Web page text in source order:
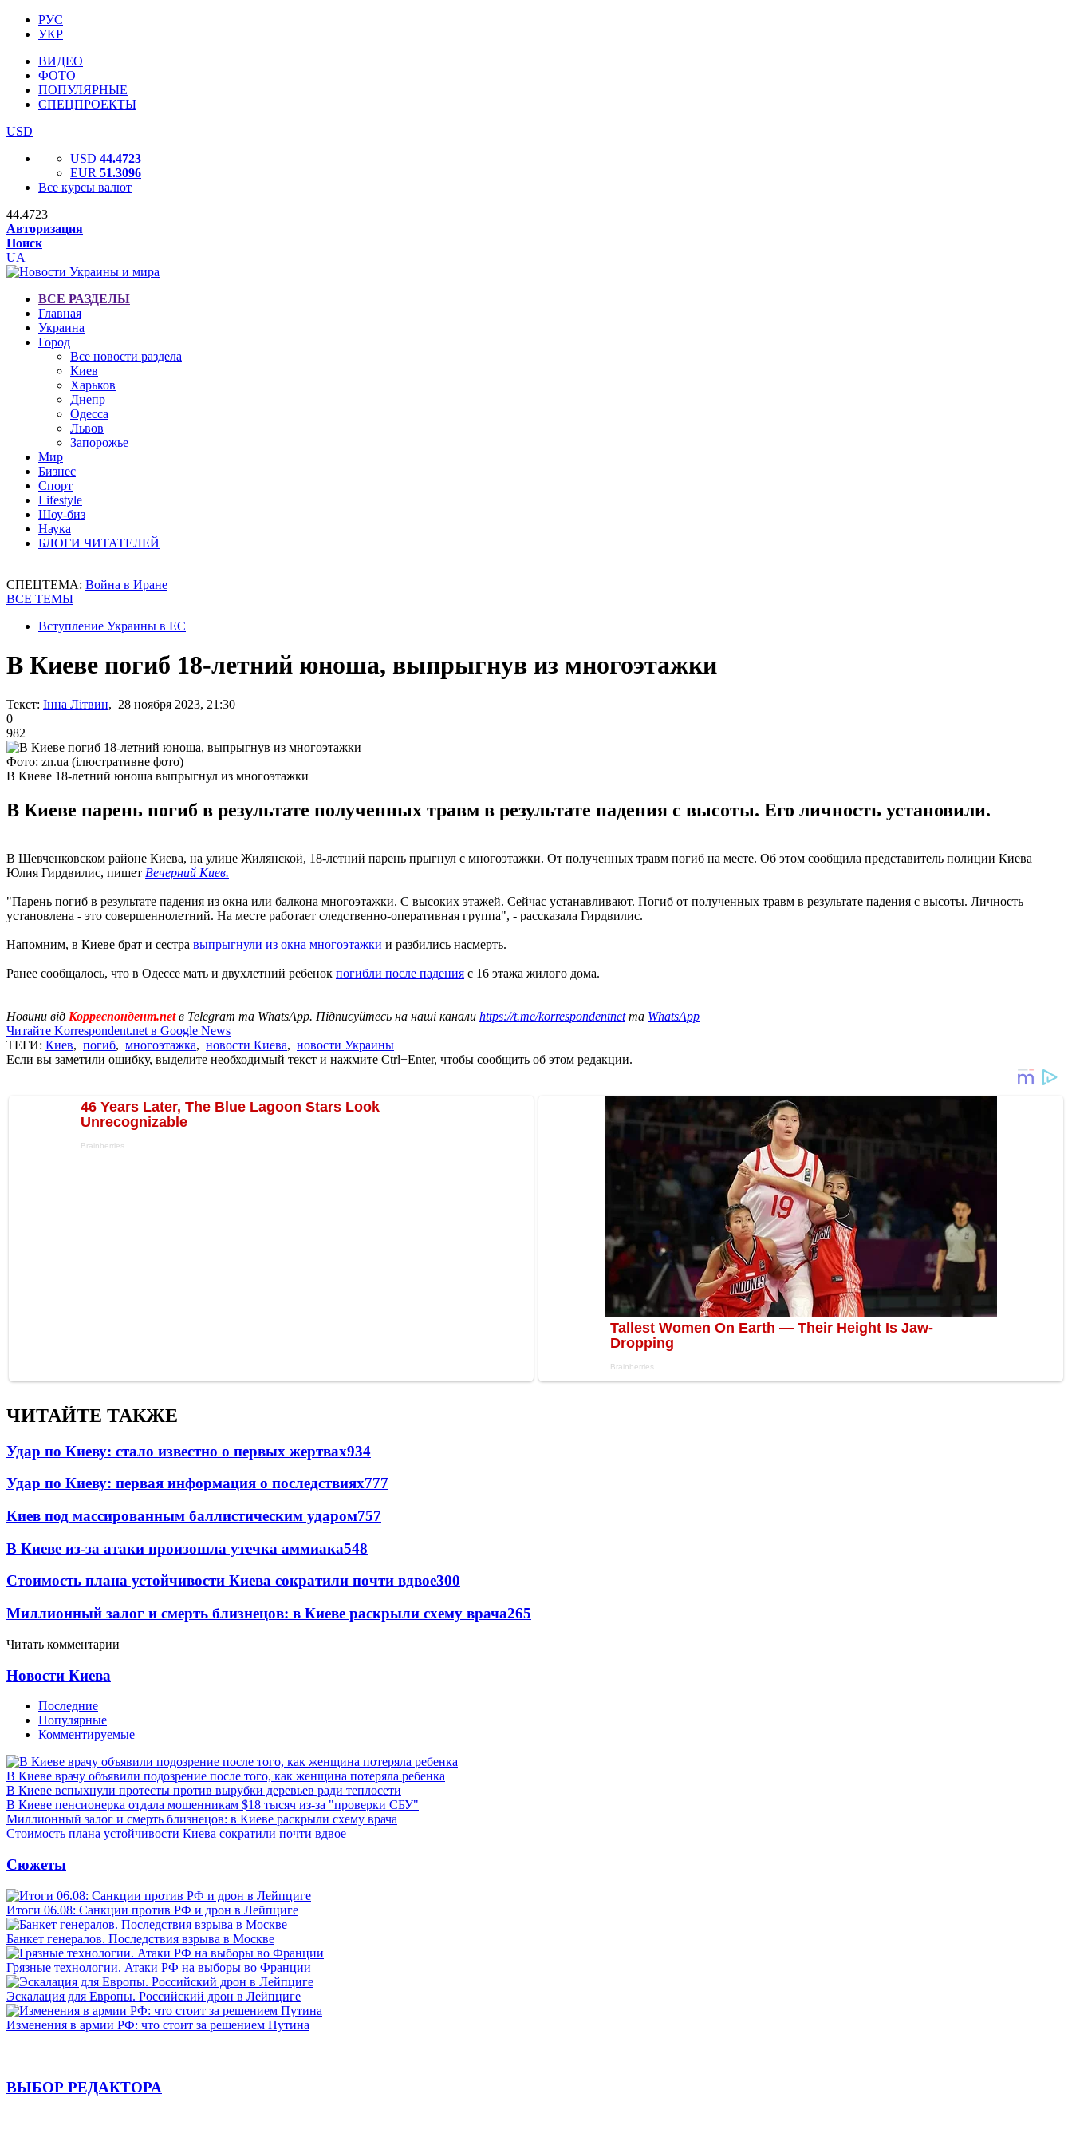
РУС
УКР
ВИДЕО
ФОТО
ПОПУЛЯРНЫЕ
СПЕЦПРОЕКТЫ
USD
USD 44.4723
EUR 51.3096
Все курсы валют
44.4723
Авторизация
Поиск
UA
ВСЕ РАЗДЕЛЫ
Главная
Украина
Город
Все новости раздела
Киев
Харьков
Днепр
Одесса
Львов
Запорожье
Мир
Бизнес
Спорт
Lifestyle
Шоу-биз
Наука
БЛОГИ ЧИТАТЕЛЕЙ
СПЕЦТЕМА: Война в Иране
ВСЕ ТЕМЫ
Вступление Украины в ЕС
В Киеве погиб 18-летний юноша, выпрыгнув из многоэтажки
Текст: Інна Літвин, 28 ноября 2023, 21:30
0
982
Фото: zn.ua (ілюстративне фото)
В Киеве 18-летний юноша выпрыгнул из многоэтажки
В Киеве парень погиб в результате полученных травм в результате падения с высоты. Его личность установили.
В Шевченковском районе Киева, на улице Жилянской, 18-летний парень прыгнул с многоэтажки. От полученных травм погиб на месте. Об этом сообщила представитель полиции Киева
Юлия Гирдвилис, пишет Вечерний Киев.
"Парень погиб в результате падения из окна или балкона многоэтажки. С высоких этажей. Сейчас устанавливают. Погиб от полученных травм в результате падения с высоты. Личность
установлена - это совершеннолетний. На месте работает следственно-оперативная группа", - рассказала Гирдвилис.
Напомним, в Киеве брат и сестра выпрыгнули из окна многоэтажки и разбились насмерть.
Ранее сообщалось, что в Одессе мать и двухлетний ребенок погибли после падения с 16 этажа жилого дома.
Новини від Корреспондент.netв Telegram та WhatsApp. Підписуйтесь на наші канали https://t.me/korrespondentnetта WhatsApp
Читайте Korrespondent.net в Google News
ТЕГИ: Киев, погиб, многоэтажка, новости Киева, новости Украины
Если вы заметили ошибку, выделите необходимый текст и нажмите Ctrl+Enter, чтобы сообщить об этом редакции.
ЧИТАЙТЕ ТАКЖЕ
Удар по Киеву: стало известно о первых жертвах934
Удар по Киеву: первая информация о последствиях777
Киев под массированным баллистическим ударом757
В Киеве из-за атаки произошла утечка аммиака548
Стоимость плана устойчивости Киева сократили почти вдвое300
Миллионный залог и смерть близнецов: в Киеве раскрыли схему врача265
Читать комментарии
Новости Киева
Последние
Популярные
Комментируемые
В Киеве врачу объявили подозрение после того, как женщина потеряла ребенка
В Киеве вспыхнули протесты против вырубки деревьев ради теплосети
В Киеве пенсионерка отдала мошенникам $18 тысяч из-за "проверки СБУ"
Миллионный залог и смерть близнецов: в Киеве раскрыли схему врача
Стоимость плана устойчивости Киева сократили почти вдвое
Сюжеты
Итоги 06.08: Санкции против РФ и дрон в Лейпциге
Банкет генералов. Последствия взрыва в Москве
Грязные технологии. Атаки РФ на выборы во Франции
Эскалация для Европы. Российский дрон в Лейпциге
Изменения в армии РФ: что стоит за решением Путина
ВЫБОР РЕДАКТОРА